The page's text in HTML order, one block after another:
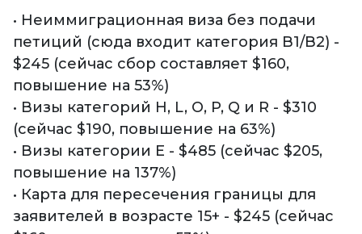
• Неиммиграционная виза без подачи
петиций (сюда входит категория B1/B2) -
$245 (сейчас сбор составляет $160,
повышение на 53%)
• Визы категорий H, L, O, P, Q и R - $310
(сейчас $190, повышение на 63%)
• Визы категории E - $485 (сейчас $205,
повышение на 137%)
• Карта для пересечения границы для
заявителей в возрасте 15+ - $245 (сейчас